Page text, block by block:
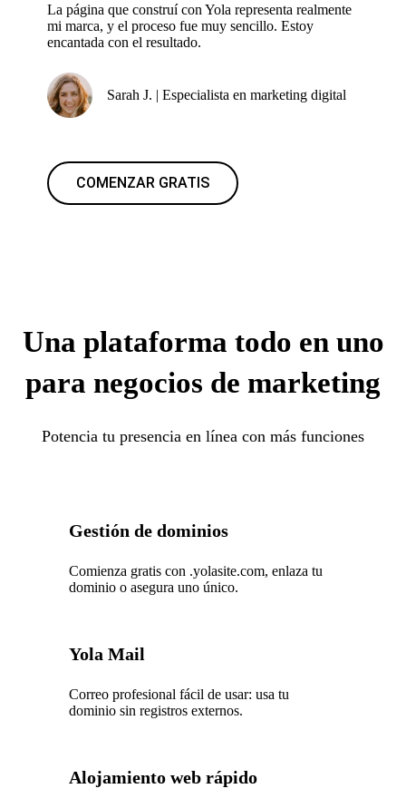
La página que construí con Yola representa realmente
mi marca, y el proceso fue muy sencillo. Estoy
encantada con el resultado.
Sarah J. | Especialista en marketing digital
COMENZAR GRATIS
Una plataforma todo en uno
para negocios de marketing
Potencia tu presencia en línea con más funciones
Gestión de dominios
Comienza gratis con .yolasite.com, enlaza tu
dominio o asegura uno único.
Yola Mail
Correo profesional fácil de usar: usa tu
dominio sin registros externos.
Alojamiento web rápido